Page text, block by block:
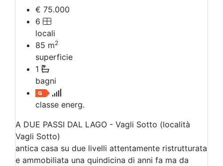
€ 75.000
6
locali
85 m2
superficie
1
bagni
classe energ.
A DUE PASSI DAL LAGO - Vagli Sotto (località
Vagli Sotto)
antica casa su due livelli attentamente ristrutturata
e ammobiliata una quindicina di anni fa ma da